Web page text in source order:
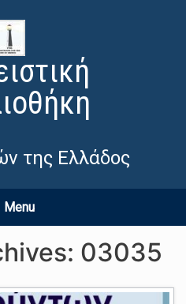
της Ελλάδος
Menu
03035